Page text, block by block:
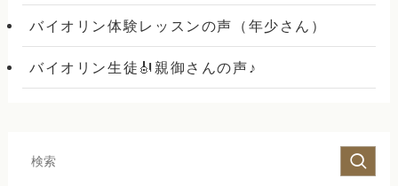
バイオリン体験レッスンの声（年少さん）
バイオリン生徒🎻親御さんの声♪